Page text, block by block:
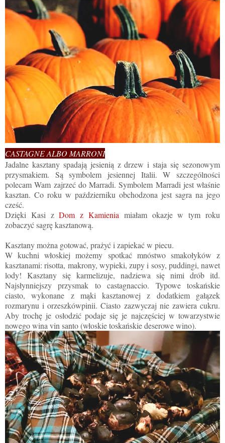
CASTAGNE ALBO MARRONI
Jadalne kasztany spadają jesienią z drzew i staja się sezonowym
przysmakiem. Są symbolem jesiennej Italii. W szczególności
polecam Wam zajrzeć do Marradi. Symbolem Marradi jest właśnie
kasztan. Co roku w październiku obchodzona jest sagra na jego
cześć.
Dzięki Kasi zDom z Kamienia miałam okazje w tym roku
zobaczyć sagrę kasztanową.
Kasztany można gotować, prażyć i zapiekać w piecu.
W kuchni włoskiej możemy spotkać mnóstwo smakołyków z
kasztanami: risotta, makrony, wypieki, zupy i sosy, puddingi, nawet
lody! Kasztany się karmelizuje, nadziewa się nimi drób itd.
Najsłynniejszy przysmak to castagnaccio. Typowe toskańskie
ciasto, wykonane z mąki kasztanowej z dodatkiem gałązek
rozmarynu i orzeszkówpinii. Ciasto zazwyczaj nie zawiera cukru.
Aby trochę je osłodzić podaje się je najczęściej w towarzystwie
nowego wina vin santo (włoskie toskańskie deserowe wino).